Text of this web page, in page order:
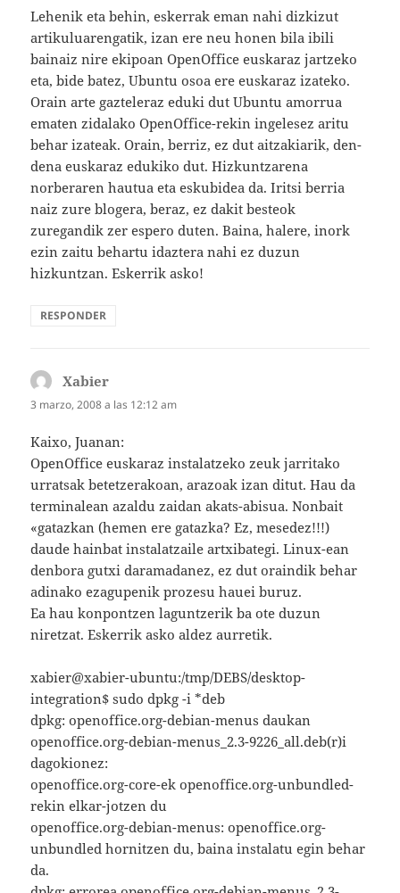
Lehenik eta behin, eskerrak eman nahi dizkizut
artikuluarengatik, izan ere neu honen bila ibili
bainaiz nire ekipoan OpenOffice euskaraz jartzeko
eta, bide batez, Ubuntu osoa ere euskaraz izateko.
Orain arte gazteleraz eduki dut Ubuntu amorrua
ematen zidalako OpenOffice-rekin ingelesez aritu
behar izateak. Orain, berriz, ez dut aitzakiarik, den-
dena euskaraz edukiko dut. Hizkuntzarena
norberaren hautua eta eskubidea da. Iritsi berria
naiz zure blogera, beraz, ez dakit besteok
zuregandik zer espero duten. Baina, halere, inork
ezin zaitu behartu idaztera nahi ez duzun
hizkuntzan. Eskerrik asko!
RESPONDER
Xabier
3 marzo, 2008 a las 12:12 am
Kaixo, Juanan:
OpenOffice euskaraz instalatzeko zeuk jarritako
urratsak betetzerakoan, arazoak izan ditut. Hau da
terminalean azaldu zaidan akats-abisua. Nonbait
«gatazkan (hemen ere gatazka? Ez, mesedez!!!)
daude hainbat instalatzaile artxibategi. Linux-ean
denbora gutxi daramadanez, ez dut oraindik behar
adinako ezagupenik prozesu hauei buruz.
Ea hau konpontzen laguntzerik ba ote duzun
niretzat. Eskerrik asko aldez aurretik.
xabier@xabier-ubuntu:/tmp/DEBS/desktop-
integration$ sudo dpkg -i *deb
dpkg: openoffice.org-debian-menus daukan
openoffice.org-debian-menus_2.3-9226_all.deb(r)i
dagokionez:
openoffice.org-core-ek openoffice.org-unbundled-
rekin elkar-jotzen du
openoffice.org-debian-menus: openoffice.org-
unbundled hornitzen du, baina instalatu egin behar
da.